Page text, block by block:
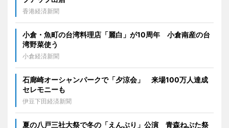
香港経済新聞
小倉・魚町の台湾料理店「麗白」が10周年 小倉南産の台
湾野菜使う
小倉経済新聞
石廊崎オーシャンパークで「夕涼会」 来場100万人達成
セレモニーも
伊豆下田経済新聞
夏の八戸三社大祭で冬の「えんぶり」公演 青森ねぶた祭